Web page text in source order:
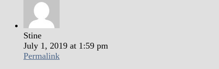
Stine
July 1, 2019 at 1:59 pm
Permalink